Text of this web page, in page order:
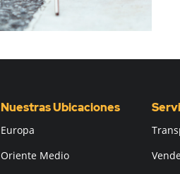
Nuestras Ubicaciones
Europa
Oriente Medio